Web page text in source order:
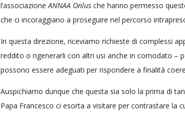
l’associazioneANNAA Onlus che hanno permesso
che ci incoraggiano a proseguire nel percorso
In questa direzione, riceviamo richieste di complessi
reddito o rigenerarli con altri usi anche in comodato –
possono essere adeguati per rispondere a finalità
Auspichiamo dunque che questa sia solo la prima di
Papa Francesco ci esorta a visitare per contrastare la